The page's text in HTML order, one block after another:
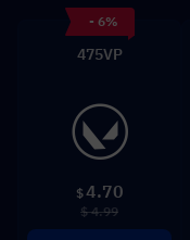
- 6%
475VP
$4.70
$ 4.99